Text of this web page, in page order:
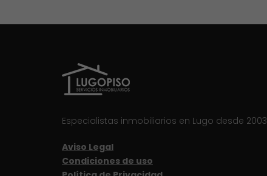
Especialistas inmobiliarios en Lugo desde 2003
Aviso Legal
Condiciones de uso